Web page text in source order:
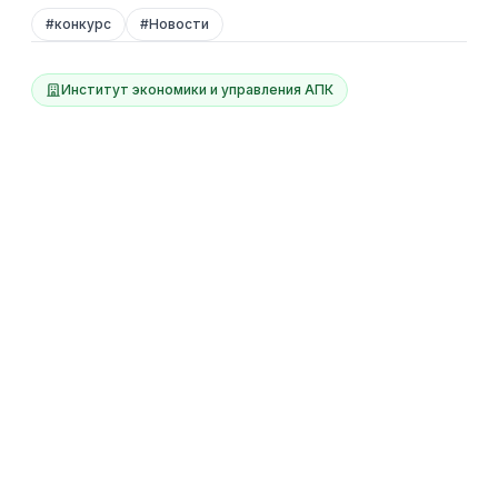
#конкурс #Новости
Институт экономики и управления АПК